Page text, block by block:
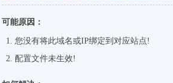
可能原因：
您没有将此域名或IP绑定到对应站点!
配置文件未生效!